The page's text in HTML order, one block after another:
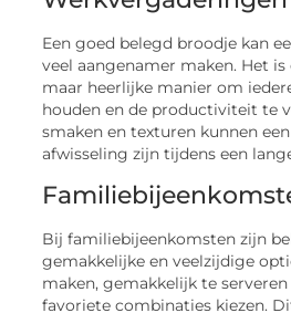
Een goed belegd broodje kan
veel aangenamer maken. Het
maar heerlijke manier om
houden en de productiviteit te
smaken en texturen kunnen
afwisseling zijn tijdens een
Bij familiebijeenkomsten zijn
gemakkelijke en veelzijdige
maken, gemakkelijk te
favoriete combinaties kiezen.